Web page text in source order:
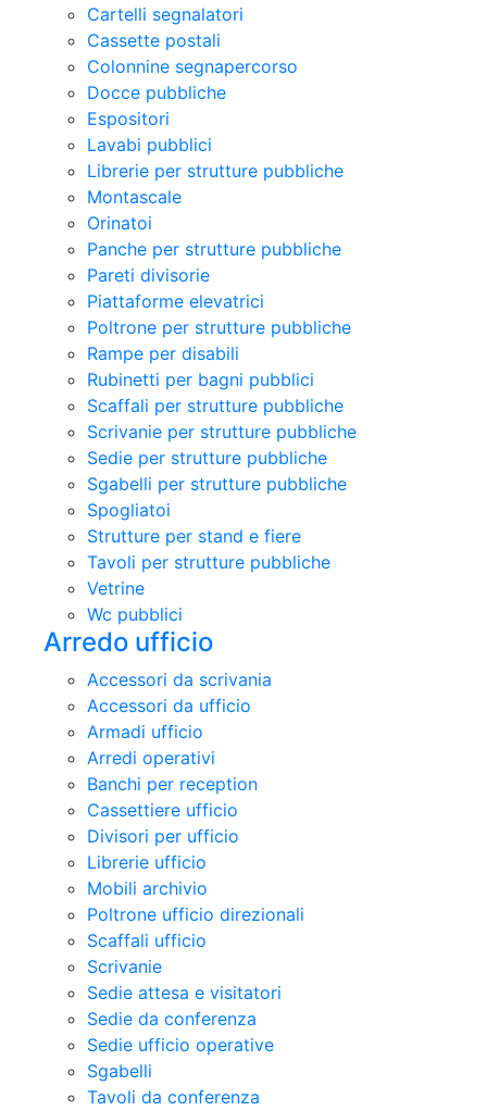
Cartelli segnalatori
Cassette postali
Colonnine segnapercorso
Docce pubbliche
Espositori
Lavabi pubblici
Librerie per strutture pubbliche
Montascale
Orinatoi
Panche per strutture pubbliche
Pareti divisorie
Piattaforme elevatrici
Poltrone per strutture pubbliche
Rampe per disabili
Rubinetti per bagni pubblici
Scaffali per strutture pubbliche
Scrivanie per strutture pubbliche
Sedie per strutture pubbliche
Sgabelli per strutture pubbliche
Spogliatoi
Strutture per stand e fiere
Tavoli per strutture pubbliche
Vetrine
Wc pubblici
Arredo ufficio
Accessori da scrivania
Accessori da ufficio
Armadi ufficio
Arredi operativi
Banchi per reception
Cassettiere ufficio
Divisori per ufficio
Librerie ufficio
Mobili archivio
Poltrone ufficio direzionali
Scaffali ufficio
Scrivanie
Sedie attesa e visitatori
Sedie da conferenza
Sedie ufficio operative
Sgabelli
Tavoli da conferenza